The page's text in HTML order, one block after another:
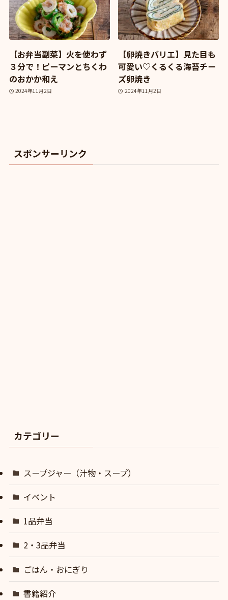
【お弁当副菜】火を使わず
３分で！ピーマンとちくわ
のおかか和え
2024年11月2日
【卵焼きバリエ】見た目も
可愛い♡くるくる海苔チー
ズ卵焼き
2024年11月2日
スポンサーリンク
カテゴリー
スープジャー（汁物・スープ）
イベント
1品弁当
2・3品弁当
ごはん・おにぎり
書籍紹介